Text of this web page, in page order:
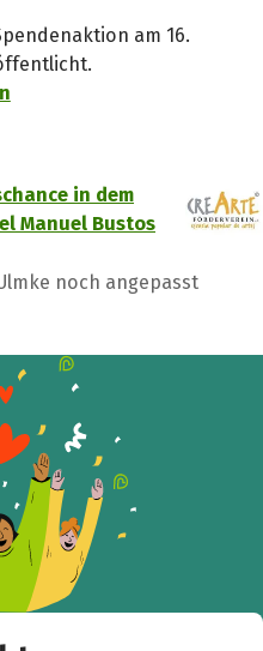
am 16.
in dem
Manuel Bustos
noch angepasst